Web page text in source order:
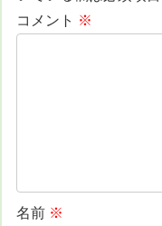
コメント ※
名前 ※